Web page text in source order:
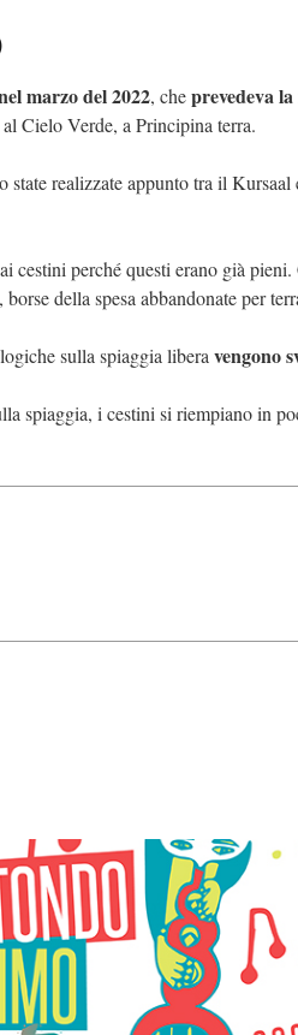
marzo del 2022, cheprevedeva
Cielo Verde, a Principina terra.
state realizzate appunto tra il Kursaal
perché questi erano già
della spesa abbandonate per
sulla spiaggia libera vengono
spiaggia, i cestini si riempiano in